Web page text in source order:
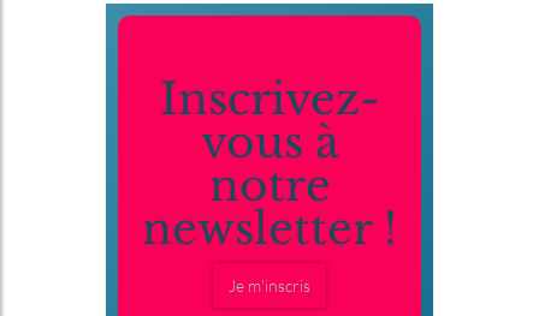
Inscrivez-
vous à
notre
newsletter !
Je m'inscris